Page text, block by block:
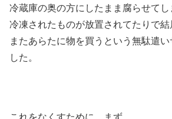
冷蔵庫の奥の方にしたまま腐らせて
冷凍されたものが放置されてたりで結
またあらたに物を買うという無駄遣
した。
これをなくすために、まず